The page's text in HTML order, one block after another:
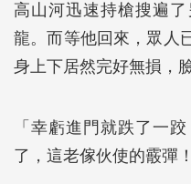
高山河迅速持槍搜遍
龍。而等他回來，眾人
身上下居然完好無損，
「幸虧進門就跌了一
了，這老傢伙使的霰彈